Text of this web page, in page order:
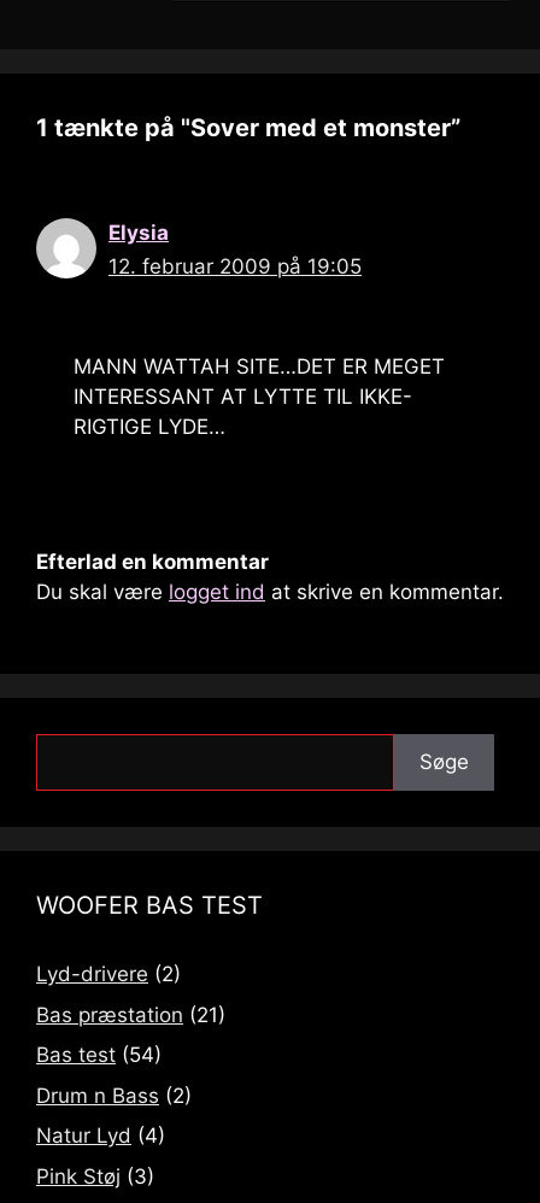
1 tænkte på "Sover med et monster”
Elysia
12. februar 2009 på 19:05
MANN WATTAH SITE…DET ER MEGET
INTERESSANT AT LYTTE TIL IKKE-
RIGTIGE LYDE…
Efterlad en kommentar
Du skal være logget ind at skrive en kommentar.
Søge
WOOFER BAS TEST
Lyd-drivere (2)
Bas præstation (21)
Bas test (54)
Drum n Bass (2)
Natur Lyd (4)
Pink Støj (3)